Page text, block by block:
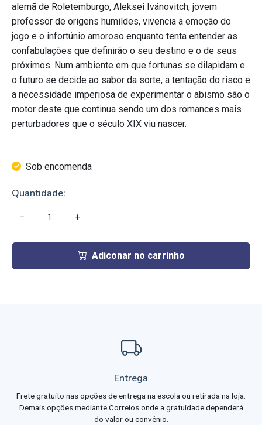
alemã de Roletemburgo, Aleksei Ivánovitch, jovem
professor de origens humildes, vivencia a emoção do
jogo e o infortúnio amoroso enquanto tenta entender as
confabulações que definirão o seu destino e o de seus
próximos. Num ambiente em que fortunas se dilapidam e
o futuro se decide ao sabor da sorte, a tentação do risco e
a necessidade imperiosa de experimentar o abismo são o
motor deste que continua sendo um dos romances mais
perturbadores que o século XIX viu nascer.
Sob encomenda
Quantidade:
− +
Adiconar no carrinho
Entrega
Frete gratuito nas opções de entrega na escola ou retirada na loja.
Demais opções mediante Correios onde a gratuidade dependerá
do valor ou convênio.